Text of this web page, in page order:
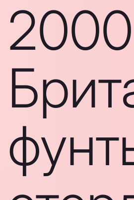
2000